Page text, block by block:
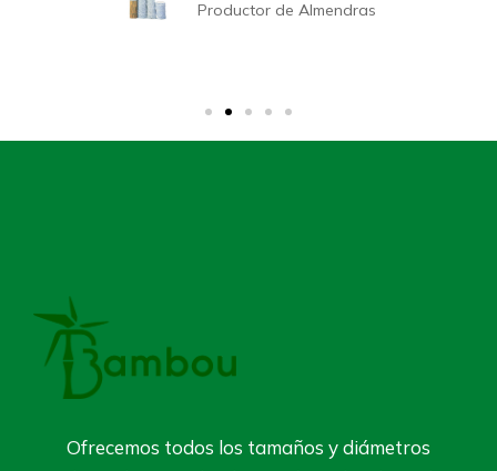
Productor de Almendras
Ofrecemos todos los tamaños y diámetros